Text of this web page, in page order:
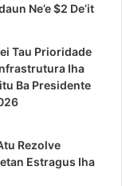
Ne’e $2 De’it
Tau Prioridade
Iha
Ba Presidente
Rezolve
Estragus Iha